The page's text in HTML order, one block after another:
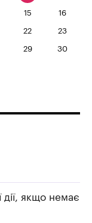
15 16
22 23
29 30
дії, якщо немає